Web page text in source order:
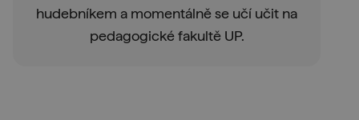
hudebníkem a momentálně se učí učit na
pedagogické fakultě UP.